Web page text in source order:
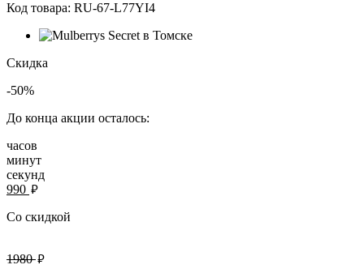
Код товара: RU-67-L77YI4
Скидка
-50%
До конца акции осталось:
часов
минут
секунд
990 руб.
Со скидкой
1980руб.